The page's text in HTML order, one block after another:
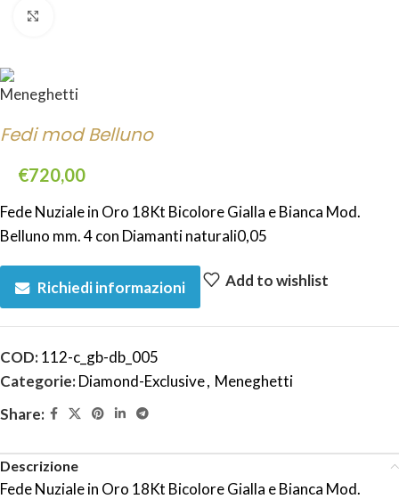
Fedi mod Belluno
€720,00
Fede Nuziale in Oro 18Kt Bicolore Gialla e Bianca Mod.
Belluno mm. 4 con Diamanti naturali0,05
Richiedi informazioni Add to wishlist
COD:112-c_gb-db_005
Categorie:Diamond-Exclusive, Meneghetti
Share:
Descrizione
Fede Nuziale in Oro 18Kt Bicolore Gialla e Bianca Mod.